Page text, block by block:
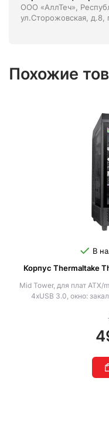
ООО «АллТеч»,
ул.Сторожовская,
Похожие
В
Корпус Thermaltake
Mid Tower, для плат ATX/
4xUSB 3.0, окно: